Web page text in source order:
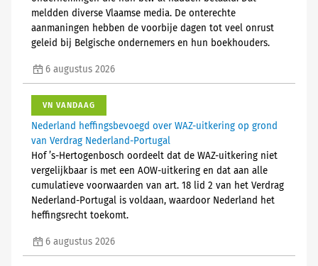
meldden diverse Vlaamse media. De onterechte
aanmaningen hebben de voorbije dagen tot veel onrust
geleid bij Belgische ondernemers en hun boekhouders.
6 augustus 2026
VN VANDAAG
Nederland heffingsbevoegd over WAZ-uitkering op grond
van Verdrag Nederland-Portugal
Hof ’s-Hertogenbosch oordeelt dat de WAZ-uitkering niet
vergelijkbaar is met een AOW-uitkering en dat aan alle
cumulatieve voorwaarden van art. 18 lid 2 van het Verdrag
Nederland-Portugal is voldaan, waardoor Nederland het
heffingsrecht toekomt.
6 augustus 2026